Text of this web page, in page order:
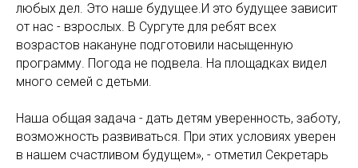
любых дел. Это наше будущее.И это будущее зависит
от нас - взрослых. В Сургуте для ребят всех
возрастов накануне подготовили насыщенную
программу. Погода не подвела. На площадках видел
много семей с детьми.
Наша общая задача - дать детям уверенность, заботу,
возможность развиваться. При этих условиях уверен
в нашем счастливом будущем», - отметил Секретарь